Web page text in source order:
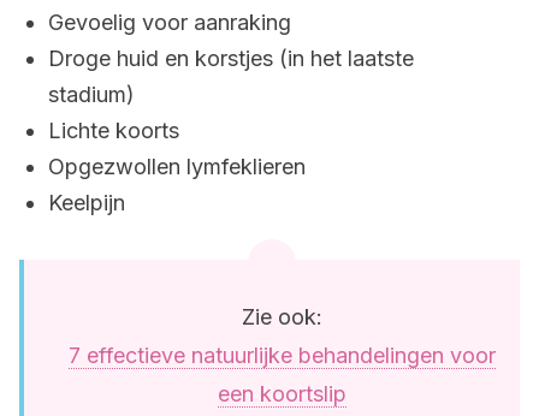
Gevoelig voor aanraking
Droge huid en korstjes (in het laatste
stadium)
Lichte koorts
Opgezwollen lymfeklieren
Keelpijn
Zie ook:
7 effectieve natuurlijke behandelingen voor
een koortslip